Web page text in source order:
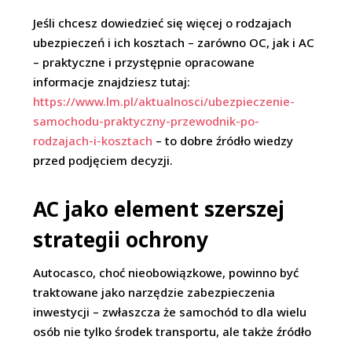
Jeśli chcesz dowiedzieć się więcej o rodzajach
ubezpieczeń i ich kosztach – zarówno OC, jak i AC
– praktyczne i przystępnie opracowane
informacje znajdziesz tutaj:
https://www.lm.pl/aktualnosci/ubezpieczenie-
samochodu-praktyczny-przewodnik-po-
rodzajach-i-kosztach – to dobre źródło wiedzy
przed podjęciem decyzji.
AC jako element szerszej
strategii ochrony
Autocasco, choć nieobowiązkowe, powinno być
traktowane jako narzędzie zabezpieczenia
inwestycji – zwłaszcza że samochód to dla wielu
osób nie tylko środek transportu, ale także źródło